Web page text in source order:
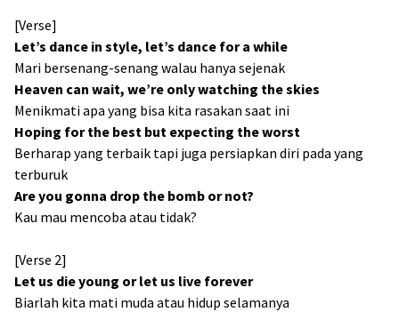
[Verse]
Let’s dance in style, let’s dance for a while
Mari bersenang-senang walau hanya sejenak
Heaven can wait, we’re only watching the skies
Menikmati apa yang bisa kita rasakan saat ini
Hoping for the best but expecting the worst
Berharap yang terbaik tapi juga persiapkan diri pada yang
terburuk
Are you gonna drop the bomb or not?
Kau mau mencoba atau tidak?
[Verse 2]
Let us die young or let us live forever
Biarlah kita mati muda atau hidup selamanya